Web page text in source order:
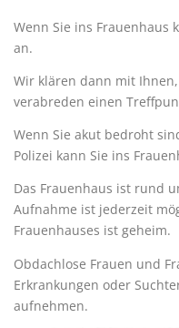
KONTAKT
Wenn Sie ins Frauenhaus
an.
Wir klären dann mit
verabreden einen
Wenn Sie akut bedroht
Polizei kann Sie ins
Das Frauenhaus ist rund
Aufnahme ist jederzeit
Frauenhauses ist geheim.
Obdachlose Frauen und
Erkrankungen oder
aufnehmen.